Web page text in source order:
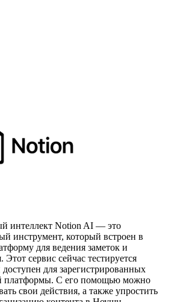
интеллект Notion AI — это
инструмент, который встроен в
для ведения заметок и
Этот сервис сейчас тестируется
доступен для зарегистрированных
платформы. С его помощью можно
свои действия, а также упростить